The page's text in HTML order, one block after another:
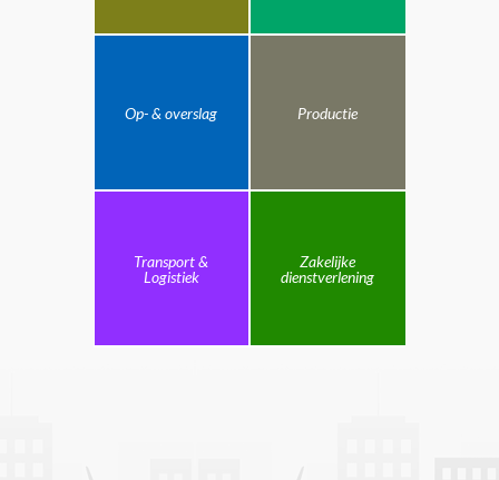
Op- & overslag Productie
Transport &
Logistiek
Zakelijke
dienstverlening